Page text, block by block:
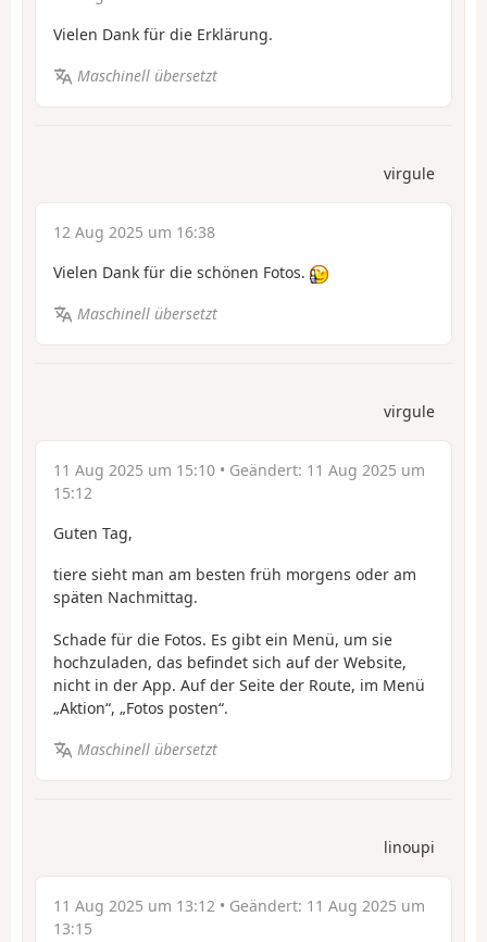
Vielen Dank für die Erklärung.
Maschinell übersetzt
virgule
12 Aug 2025 um 16:38
Vielen Dank für die schönen Fotos.
Maschinell übersetzt
virgule
11 Aug 2025 um 15:10 • Geändert: 11 Aug 2025 um
15:12
Guten Tag,
tiere sieht man am besten früh morgens oder am
späten Nachmittag.
Schade für die Fotos. Es gibt ein Menü, um sie
hochzuladen, das befindet sich auf der Website,
nicht in der App. Auf der Seite der Route, im Menü
„Aktion“, „Fotos posten“.
Maschinell übersetzt
linoupi
11 Aug 2025 um 13:12 • Geändert: 11 Aug 2025 um
13:15